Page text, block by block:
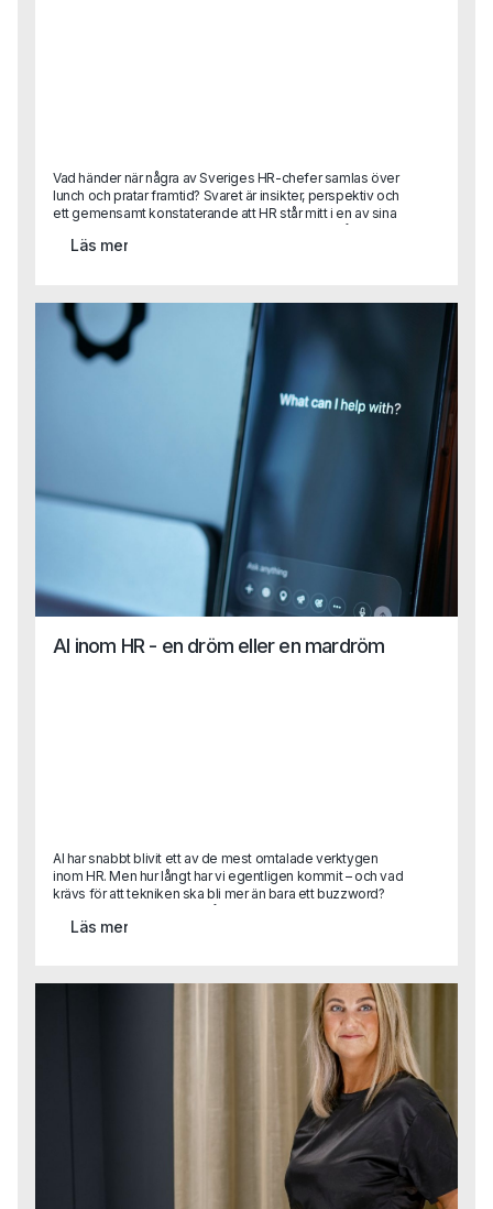
Vad händer när några av Sveriges HR-chefer samlas över
lunch och pratar framtid? Svaret är insikter, perspektiv och
ett gemensamt konstaterande att HR står mitt i en av sina
mest spännande (och utmanande) faser hittills.På Capas
rundabordslunch samlade vi ett utvalt gäng HR-ledare
verklighet och framtidens behov från strategisk
kompetensförsörjning till AI, ledarskap, kultur och etik.Vi
summerar här de viktigaste insikterna från samtalen.För
dig som var med, tack för era reflektioner!För dig som inte
kunde delta, här kommer en glimt av vad som
Läs mer
AI inom HR - en dröm eller en mardröm
AI har snabbt blivit ett av de mest omtalade verktygen
inom HR. Men hur långt har vi egentligen kommit – och vad
krävs för att tekniken ska bli mer än bara ett buzzword?
internationella organisationer, har lett globala strategier,
AI kan frigöra tid, förbättra beslutsstöd och skapa
mervärde inom HR, men också vilka kulturella, tekniska
och organisatoriska hinder som ofta bromsar
utvecklingen.Vad gör man när AI-lösningen inte passar in i
verkligheten?Hur säkrar man tillit, kvalitet och tydliga mål i
Läs mer